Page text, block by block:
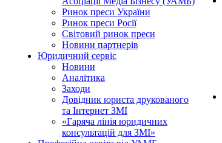
Ринок преси України
Ринок преси Росії
Світовий ринок преси
Новини партнерів
Юридичний сервіс
Новини
Аналітика
Заходи
Довідник юриста друкованого
та Інтернет ЗМІ
«Гаряча лінія юридичних
консультацій для ЗМІ»